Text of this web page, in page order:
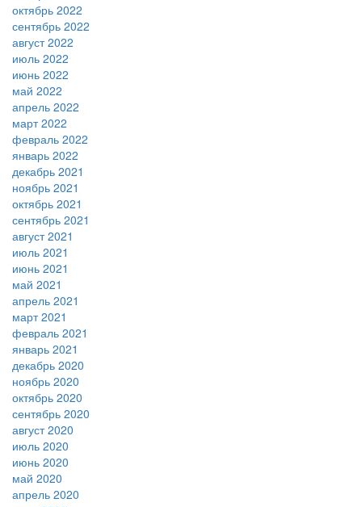
октябрь 2022
сентябрь 2022
август 2022
июль 2022
июнь 2022
май 2022
апрель 2022
март 2022
февраль 2022
январь 2022
декабрь 2021
ноябрь 2021
октябрь 2021
сентябрь 2021
август 2021
июль 2021
июнь 2021
май 2021
апрель 2021
март 2021
февраль 2021
январь 2021
декабрь 2020
ноябрь 2020
октябрь 2020
сентябрь 2020
август 2020
июль 2020
июнь 2020
май 2020
апрель 2020